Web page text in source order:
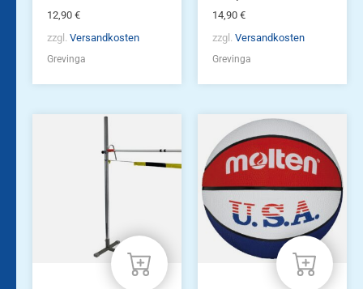
12,90 €
zzgl. Versandkosten
Grevinga
14,90 €
zzgl. Versandkosten
Grevinga